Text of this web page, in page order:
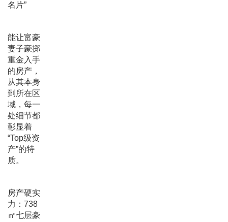
名片”
能让富豪
妻子豪掷
重金入手
的房产，
从其本身
到所在区
域，每一
处细节都
彰显着
“Top级资
产”的特
质。
房产硬实
力：738
㎡七层豪